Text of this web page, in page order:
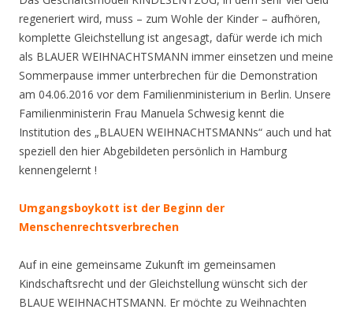
regeneriert wird, muss – zum Wohle der Kinder – aufhören,
komplette Gleichstellung ist angesagt, dafür werde ich mich
als BLAUER WEIHNACHTSMANN immer einsetzen und meine
Sommerpause immer unterbrechen für die Demonstration
am 04.06.2016 vor dem Familienministerium in Berlin. Unsere
Familienministerin Frau Manuela Schwesig kennt die
Institution des „BLAUEN WEIHNACHTSMANNs“ auch und hat
speziell den hier Abgebildeten persönlich in Hamburg
kennengelernt !
Umgangsboykott ist der Beginn der
Menschenrechtsverbrechen
Auf in eine gemeinsame Zukunft im gemeinsamen
Kindschaftsrecht und der Gleichstellung wünscht sich der
BLAUE WEIHNACHTSMANN. Er möchte zu Weihnachten